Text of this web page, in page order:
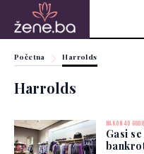
Početna Harrolds
Harrolds
NAKON 40
Gasi